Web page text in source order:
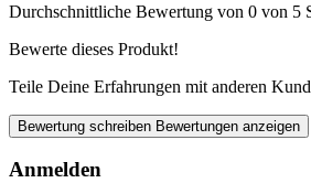
Durchschnittliche Bewertung von 0 von 5
Bewerte dieses Produkt!
Teile Deine Erfahrungen mit anderen
Bewertung schreiben Bewertungen anzeigen
Anmelden